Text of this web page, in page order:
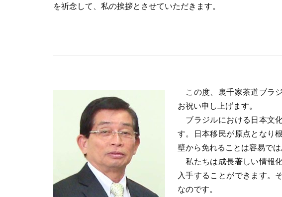
を祈念して、私の挨拶とさせていただきます。
この度、裏千家茶道ブラ
お祝い申し上げます。
ブラジルにおける日本文
す。日本移民が原点となり
壁から免れることは容易では
私たちは成長著しい情報
入手することができます。
なのです。